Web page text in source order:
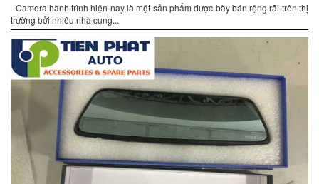
Camera hành trình hiện nay là một sản phẩm được bày bán rộng rãi trên thị
trường bởi nhiều nhà cung...